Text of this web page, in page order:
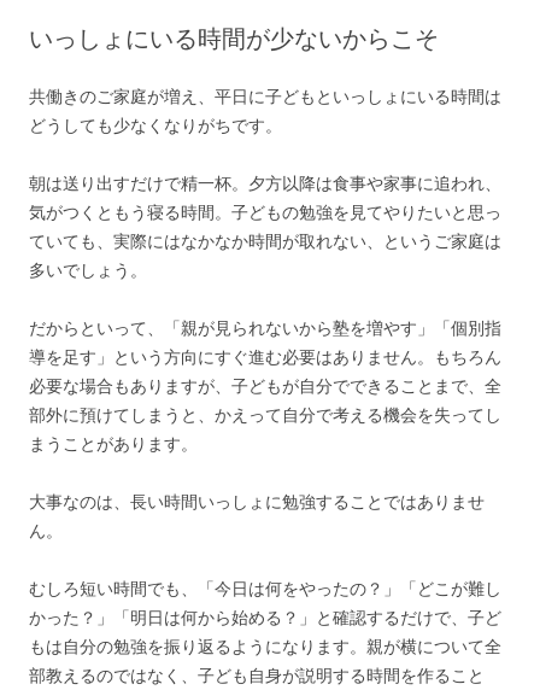
いっしょにいる時間が少ないからこそ
共働きのご家庭が増え、平日に子どもといっしょにいる時間は
どうしても少なくなりがちです。
朝は送り出すだけで精一杯。夕方以降は食事や家事に追われ、
気がつくともう寝る時間。子どもの勉強を見てやりたいと思っ
ていても、実際にはなかなか時間が取れない、というご家庭は
多いでしょう。
だからといって、「親が見られないから塾を増やす」「個別指
導を足す」という方向にすぐ進む必要はありません。もちろん
必要な場合もありますが、子どもが自分でできることまで、全
部外に預けてしまうと、かえって自分で考える機会を失ってし
まうことがあります。
大事なのは、長い時間いっしょに勉強することではありませ
ん。
むしろ短い時間でも、「今日は何をやったの？」「どこが難し
かった？」「明日は何から始める？」と確認するだけで、子ど
もは自分の勉強を振り返るようになります。親が横について全
部教えるのではなく、子ども自身が説明する時間を作ること